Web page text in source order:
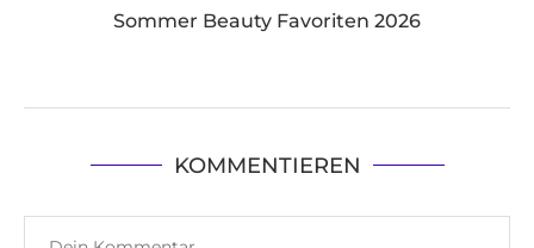
Sommer Beauty Favoriten 2026
KOMMENTIEREN